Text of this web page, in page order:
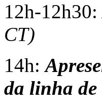
12h-12h30:
CT)
14h:
da linha